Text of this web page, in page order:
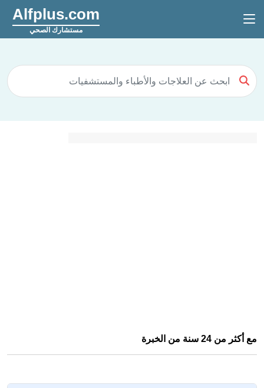
Alfplus.com
مستشارك الصحي
مع أكثر من 24 سنة من الخبرة